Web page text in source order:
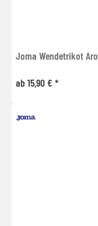
Joma Wendetrikot Aro
ab 15,90 € *